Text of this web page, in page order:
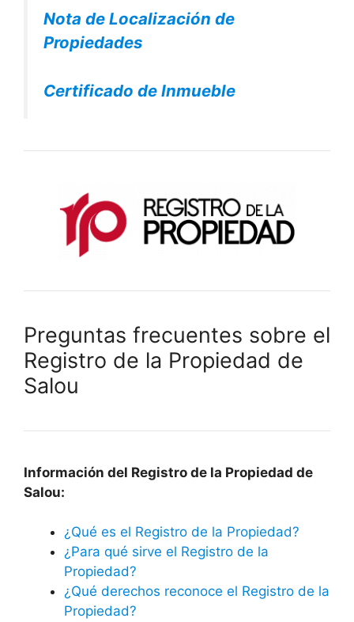
Nota de Localización de
Propiedades
Certificado de Inmueble
Preguntas frecuentes sobre el
Registro de la Propiedad de
Salou
Información del Registro de la Propiedad de
Salou:
¿Qué es el Registro de la Propiedad?
¿Para qué sirve el Registro de la
Propiedad?
¿Qué derechos reconoce el Registro de la
Propiedad?